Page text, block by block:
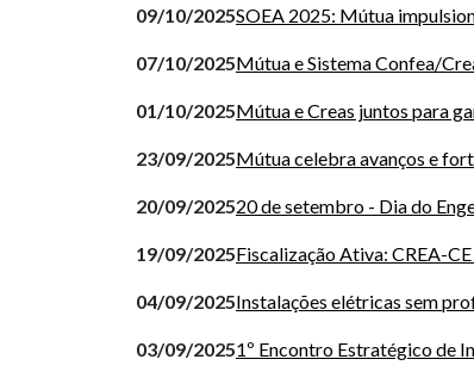
09/10/2025SOEA 2025: Mútua
07/10/2025Mútua e Sistema Confea/
01/10/2025Mútua e Creas juntos para
23/09/2025Mútua celebra avanços e
20/09/202520 de setembro - Dia do
19/09/2025Fiscalização Ativa: CREA-
04/09/2025Instalações elétricas sem
03/09/20251º Encontro Estratégico de